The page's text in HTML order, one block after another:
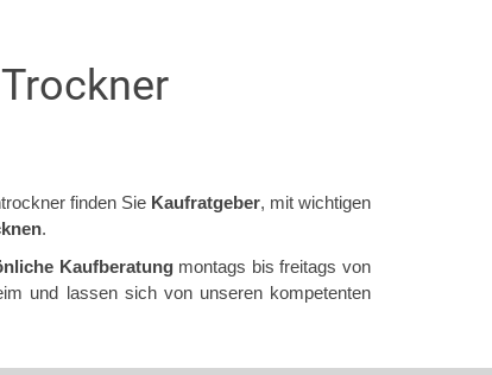
finden Sie Kaufratgeber, mit wichtigen
.
Kaufberatungmontags bis freitags von
und lassen sich von unseren kompetenten